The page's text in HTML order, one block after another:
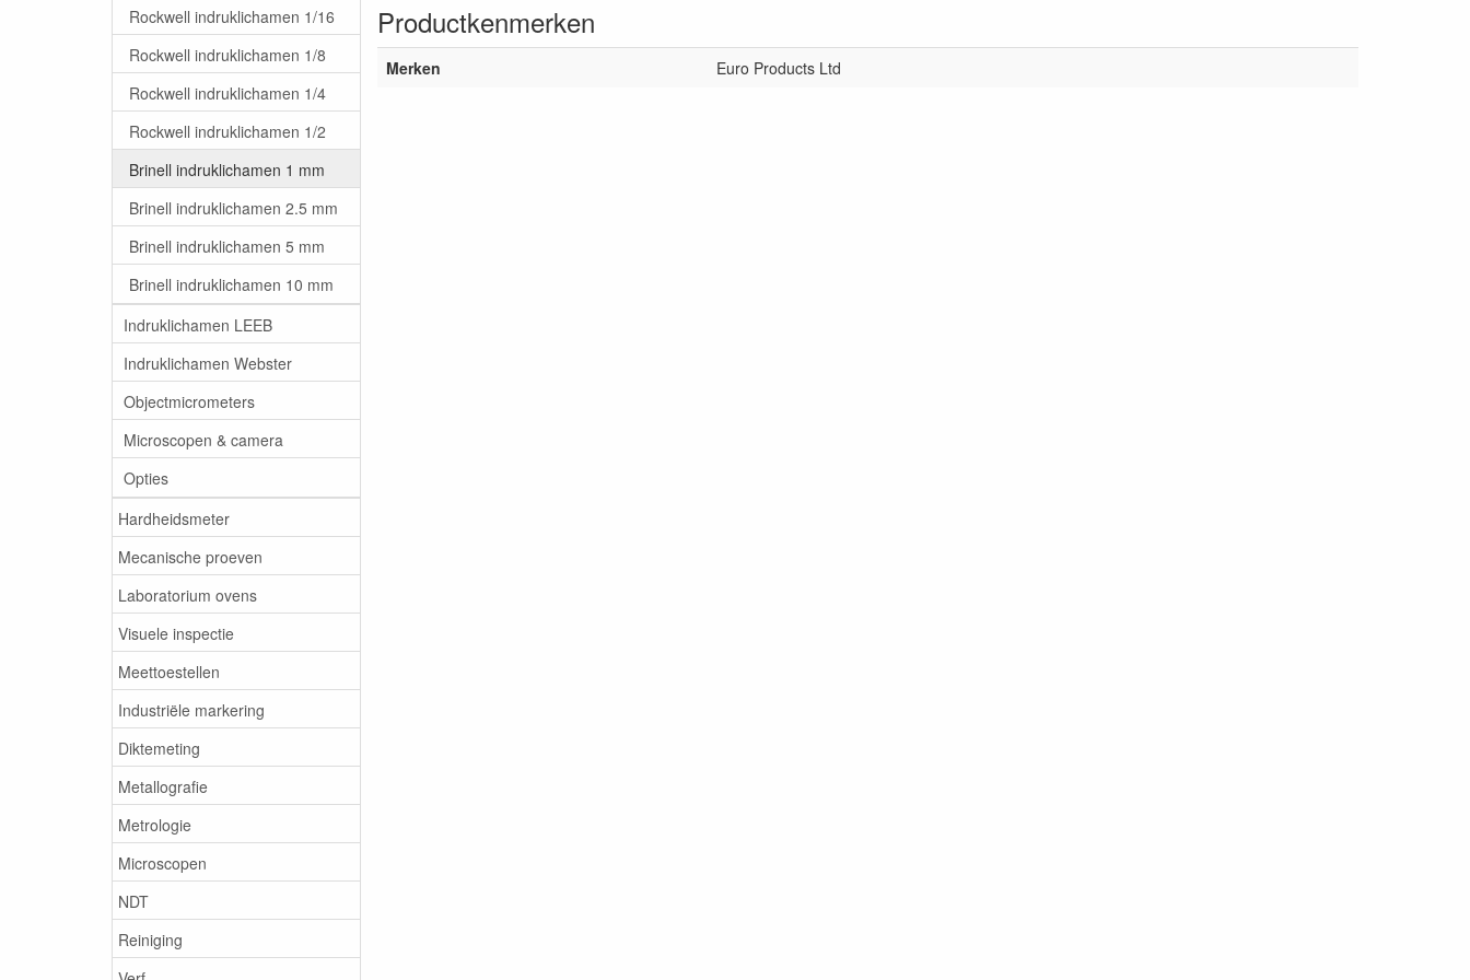
Rockwell indruklichamen 1/16
Rockwell indruklichamen 1/8
Rockwell indruklichamen 1/4
Rockwell indruklichamen 1/2
Brinell indruklichamen 1 mm
Brinell indruklichamen 2.5 mm
Brinell indruklichamen 5 mm
Brinell indruklichamen 10 mm
Indruklichamen LEEB
Indruklichamen Webster
Objectmicrometers
Microscopen & camera
Opties
Hardheidsmeter
Mecanische proeven
Laboratorium ovens
Visuele inspectie
Meettoestellen
Industriële markering
Diktemeting
Metallografie
Metrologie
Microscopen
NDT
Reiniging
Productkenmerken
Merken Euro Products Ltd